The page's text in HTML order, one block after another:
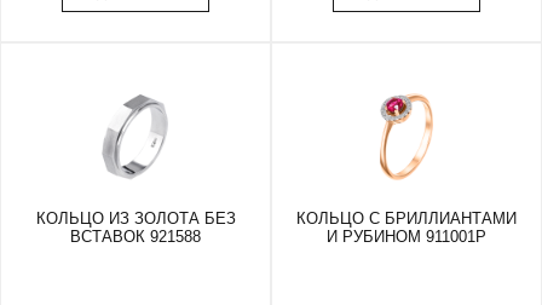
КОЛЬЦО ИЗ ЗОЛОТА БЕЗ
ВСТАВОК 921588
КОЛЬЦО С БРИЛЛИАНТАМИ
И РУБИНОМ 911001Р